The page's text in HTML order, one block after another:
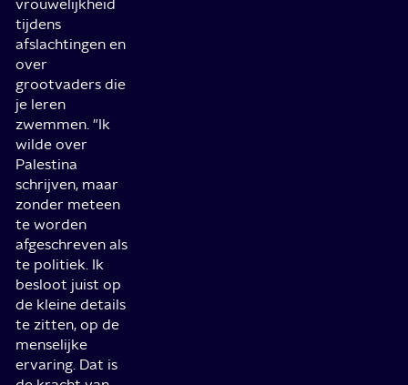
vrouwelijkheid
tijdens
afslachtingen en
over
grootvaders die
je leren
zwemmen. "Ik
wilde over
Palestina
schrijven, maar
zonder meteen
te worden
afgeschreven als
te politiek. Ik
besloot juist op
de kleine details
te zitten, op de
menselijke
ervaring. Dat is